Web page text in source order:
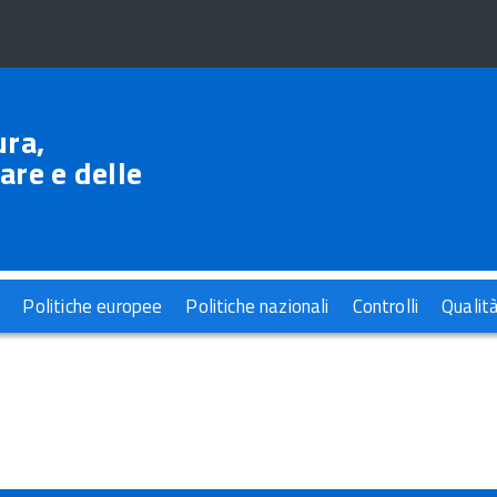
e delle
Politiche europee Politiche nazionali Controlli